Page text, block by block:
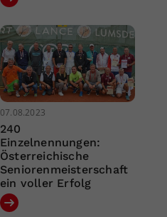
07.08.2023
240
Einzelnennungen:
Österreichische
Seniorenmeisterschaft
ein voller Erfolg